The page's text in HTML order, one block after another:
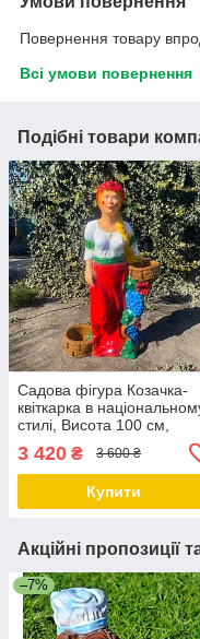
Повернення товару
Всі умови повернення
Подібні товари
Садова фігура Козачка-
квіткарка в
стилі, Висота 100 см,
кашпо для квітів,
3 420 ₴ 3 600 ₴
Купити
Акційні пропозиції
–7%